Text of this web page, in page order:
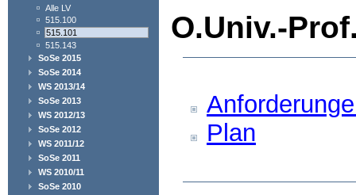
Alle LV
515.100
515.101
515.143
SoSe 2015
SoSe 2014
WS 2013/14
SoSe 2013
WS 2012/13
SoSe 2012
WS 2011/12
SoSe 2011
WS 2010/11
SoSe 2010
O.Univ.-
Plan